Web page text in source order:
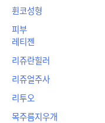
휜코성형
피부
레티젠
리쥬란힐러
리쥬얼주사
리투오
목주름지우개